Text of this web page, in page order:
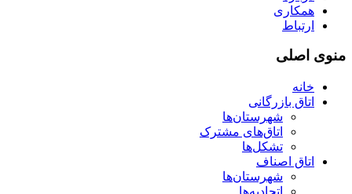
همکاری
ارتباط
منوی اصلی
خانه
اتاق بازرگانی
شهرستان‌ها
اتاق‌های مشترک
تشکل‌ها
اتاق اصناف
شهرستان‌ها